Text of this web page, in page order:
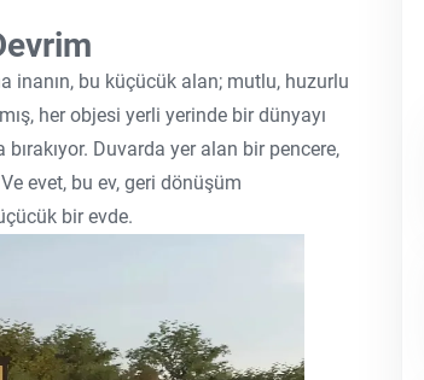
inanın, bu küçücük alan; mutlu, huzurlu
her objesi yerli yerinde bir dünyayı
Duvarda yer alan bir pencere,
evet, bu ev, geri dönüşüm
bir evde.